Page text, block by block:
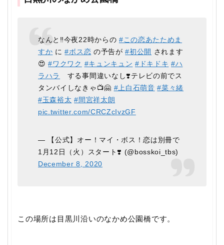
なんと‼️今夜22時からの #この恋あたためま
すか に#ボス恋 の予告が#初公開 されます
😍#ワクワク #キュンキュン #ドキドキ #ハ
ラハラ
する事間違いなし❣️テレビの前でス
タンバイしなきゃ📺🤗 #上白石萌音 #菜々緒
#玉森裕太 #間宮祥太朗
pic.twitter.com/CRCZcIvzGF
— 【公式】オー！マイ・ボス！恋は別冊で
1月12日（火）スタート❣️ (@bosskoi_tbs)
December 8, 2020
この場所は目黒川沿いのなかめ公園橋です。